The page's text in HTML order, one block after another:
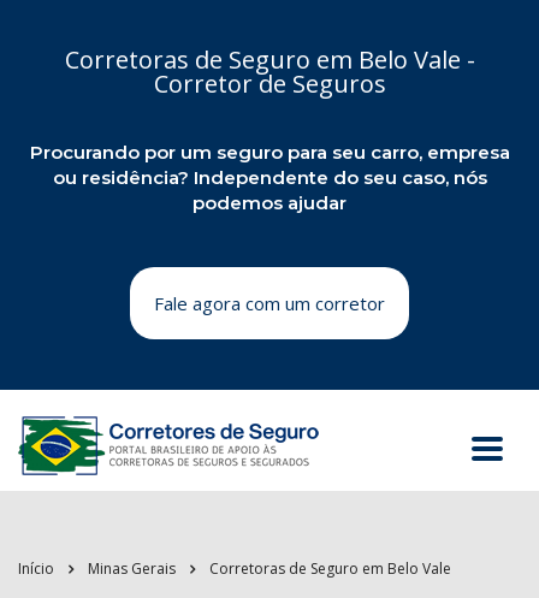
Corretoras de Seguro em Belo Vale -
Corretor de Seguros
Procurando por um seguro para seu carro, empresa
ou residência? Independente do seu caso, nós
podemos ajudar
Fale agora com um corretor
Início Minas Gerais Corretoras de Seguro em Belo Vale